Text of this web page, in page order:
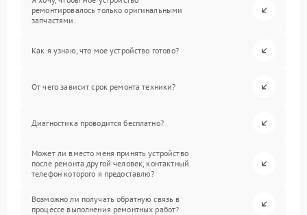
ремонтировалось только оригинальными
запчастями.
Как я узнаю, что мое устройство готово?
От чего зависит срок ремонта техники?
Диагностика проводится бесплатно?
Может ли вместо меня принять устройство
после ремонта другой человек, контактный
телефон которого я предоставлю?
Возможно ли получать обратную связь в
процессе выполнения ремонтных работ?